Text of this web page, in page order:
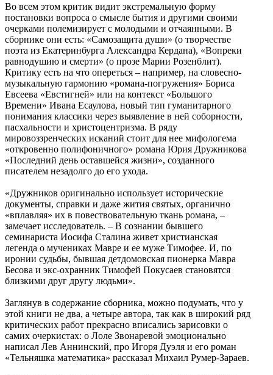
Во всем этом критик видит экстремальную форму
постановки вопроса о смысле бытия и другими своими
очерками полемизирует с молодыми и отчаянными. В
сборнике они есть: «Самозащита души» (о творчестве
поэта из Екатеринбурга Александра Кердана), «Вопреки
равнодушию и смерти» (о прозе Марии Розенблит).
Критику есть на что опереться – например, на словесно-
музыкальную гармонию «романа-погружения» Бориса
Евсеева «Евстигней» или на контекст «Большого
Времени» Ивана Есаулова, новый тип гуманитарного
понимания классики через выявление в ней соборности,
пасхальности и христоцентризма. В ряду
мировоззренческих исканий стоит для нее мифологема
«откровенно полифоничного» романа Юрия Дружникова
«Последний день оставшейся жизни», созданного
писателем незадолго до его ухода.
«Дружников оригинально использует исторические
документы, справки и даже жития святых, органично
«вплавляя» их в повествовательную ткань романа, –
замечает исследователь. – В сознании бывшего
семинариста Иосифа Сталина живет христианская
легенда о мучениках Мавре и ее муже Тимофее. И, по
иронии судьбы, бывшая детдомовская пионерка Мавра
Бесова и экс-охранник Тимофей Покусаев становятся
близкими друг другу людьми».
Заглянув в содержание сборника, можно подумать, что у
этой книги не два, а четыре автора, так как в широкий ряд
критических работ прекрасно вписались зарисовки о
самих очеркистах: о Лоле Звонаревой эмоционально
написал Лев Аннинский, про Игоря Дуэля и его роман
«Тельняшка математика» рассказал Михаил Румер-Зараев.